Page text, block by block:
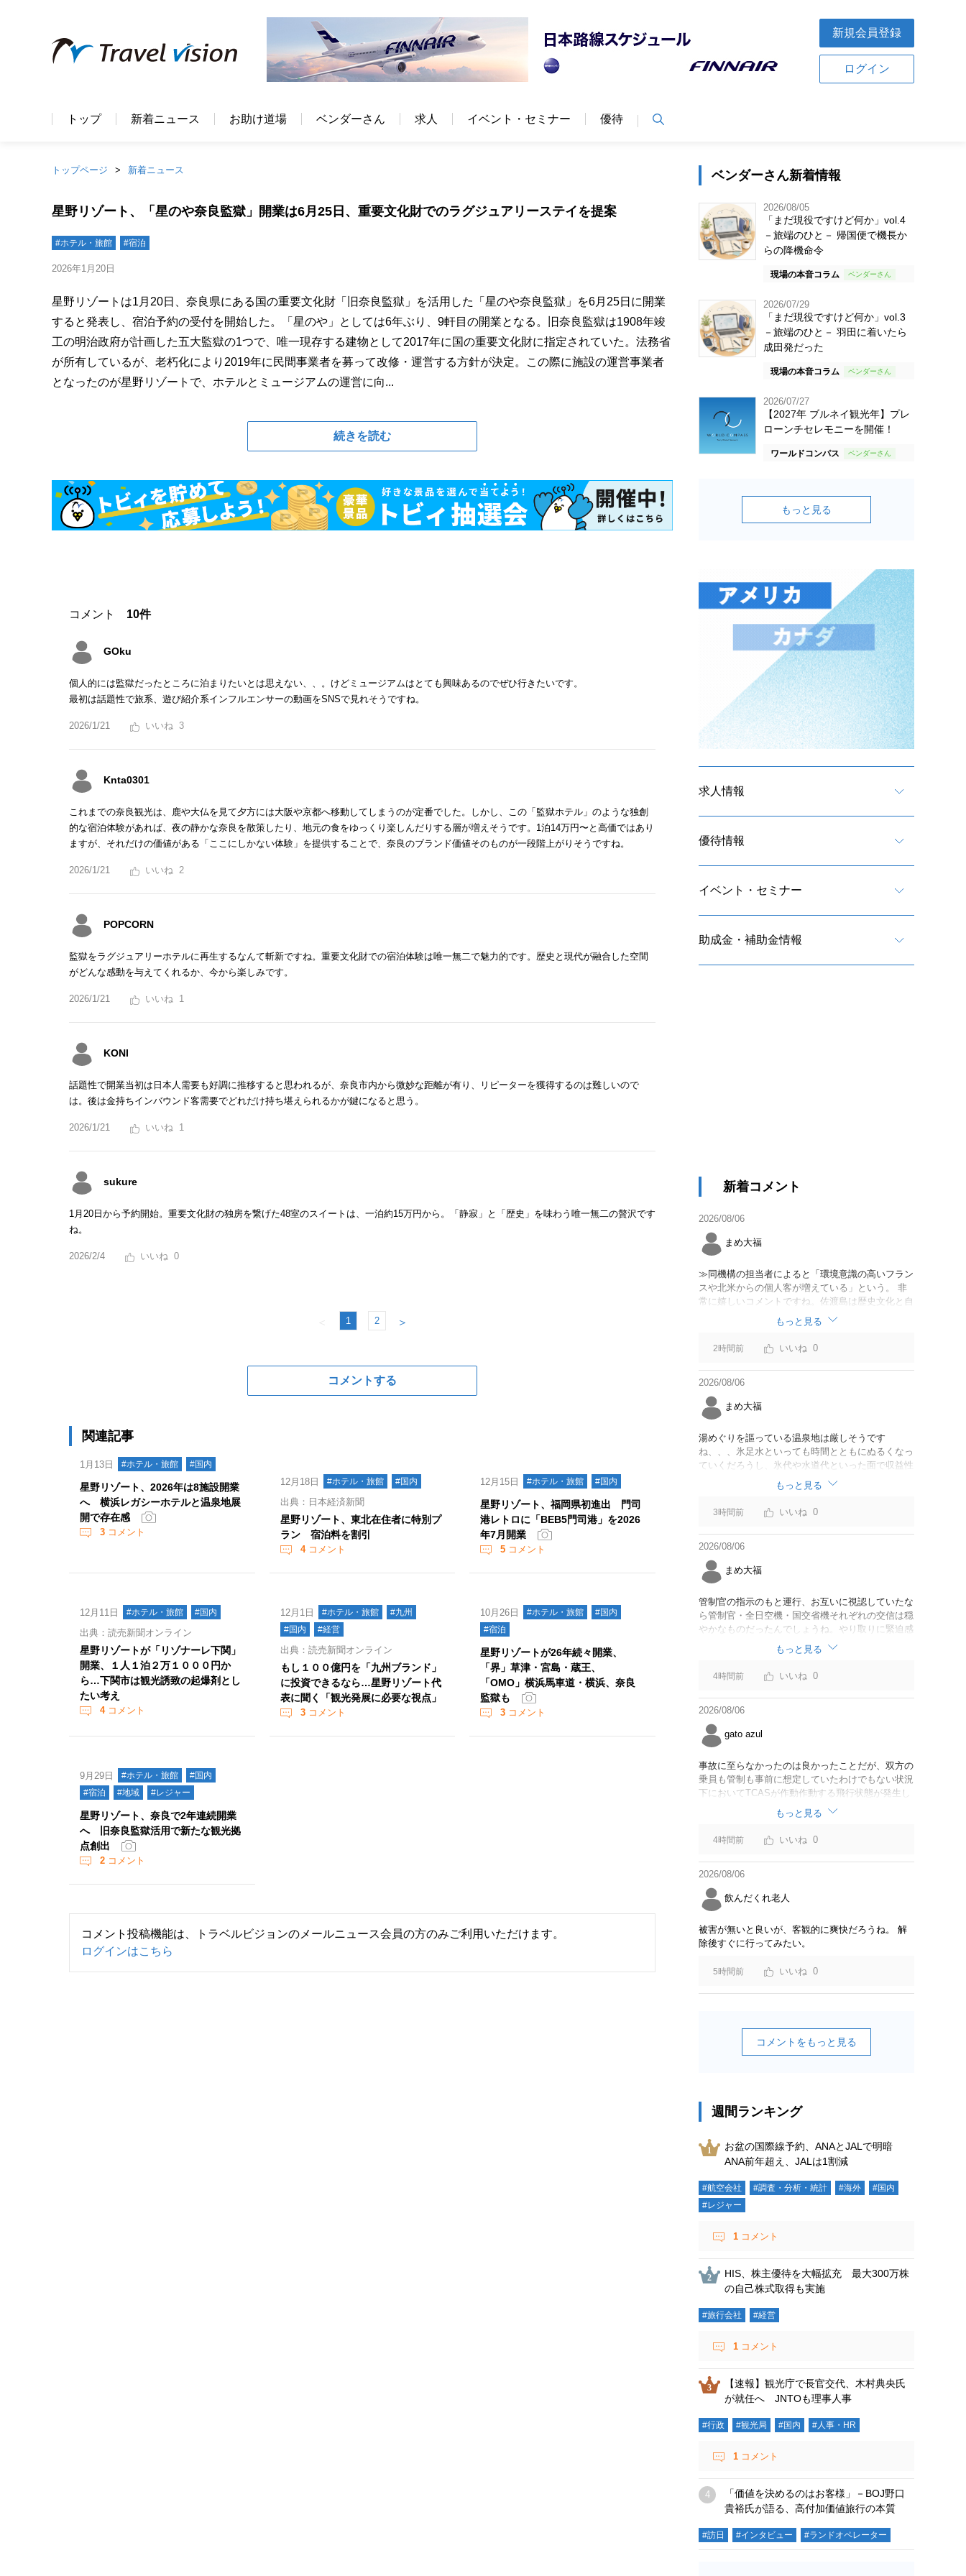
新規会員登録
ログイン
トップ 新着ニュース お助け道場 ベンダーさん 求人 イベント・セミナー 優待
トップページ 新着ニュース
星野リゾート、「星のや奈良監獄」開業は6月25日、重要文化財でのラグジュアリーステイを提案
#ホテル・旅館 #宿泊
2026年1月20日
星野リゾートは1月20日、奈良県にある国の重要文化財「旧奈良監獄」を活用した「星のや奈良監獄」を6月25日に開業
すると発表し、宿泊予約の受付を開始した。「星のや」としては6年ぶり、9軒目の開業となる。旧奈良監獄は1908年竣
工の明治政府が計画した五大監獄の1つで、唯一現存する建物として2017年に国の重要文化財に指定されていた。法務省
が所有しているが、老朽化により2019年に民間事業者を募って改修・運営する方針が決定。この際に施設の運営事業者
となったのが星野リゾートで、ホテルとミュージアムの運営に向...
続きを読む
コメント 10件
GOku
個人的には監獄だったところに泊まりたいとは思えない、、。けどミュージアムはとても興味あるのでぜひ行きたいです。
最初は話題性で旅系、遊び紹介系インフルエンサーの動画をSNSで見れそうですね。
2026/1/21 3
Knta0301
これまでの奈良観光は、鹿や大仏を見て夕方には大阪や京都へ移動してしまうのが定番でした。しかし、この「監獄ホテル」のような独創
的な宿泊体験があれば、夜の静かな奈良を散策したり、地元の食をゆっくり楽しんだりする層が増えそうです。1泊14万円〜と高価ではあり
ますが、それだけの価値がある「ここにしかない体験」を提供することで、奈良のブランド価値そのものが一段階上がりそうですね。
2026/1/21 2
POPCORN
監獄をラグジュアリーホテルに再生するなんて斬新ですね。重要文化財での宿泊体験は唯一無二で魅力的です。歴史と現代が融合した空間
がどんな感動を与えてくれるか、今から楽しみです。
2026/1/21 1
KONI
話題性で開業当初は日本人需要も好調に推移すると思われるが、奈良市内から微妙な距離が有り、リピーターを獲得するのは難しいので
は。後は金持ちインバウンド客需要でどれだけ持ち堪えられるかが鍵になると思う。
2026/1/21 1
sukure
1月20日から予約開始。重要文化財の独房を繋げた48室のスイートは、一泊約15万円から。「静寂」と「歴史」を味わう唯一無二の贅沢です
ね。
2026/2/4 0
＜ 1 2 ＞
コメントする
関連記事
1月13日 #ホテル・旅館 #国内
星野リゾート、2026年は8施設開業
へ 横浜レガシーホテルと温泉地展
開で存在感
3 コメント
12月18日 #ホテル・旅館 #国内
出典：日本経済新聞
星野リゾート、東北在住者に特別プ
ラン 宿泊料を割引
4コメント
12月15日 #ホテル・旅館 #国内
星野リゾート、福岡県初進出 門司
港レトロに「BEB5門司港」を2026
年7月開業
5 コメント
12月11日 #ホテル・旅館 #国内
出典：読売新聞オンライン
星野リゾートが「リゾナーレ下関」
開業、１人１泊２万１０００円か
ら…下関市は観光誘致の起爆剤とし
たい考え
4コメント
12月1日 #ホテル・旅館
#九州
#国内
#経営
出典：読売新聞オンライン
もし１００億円を「九州ブランド」
に投資できるなら…星野リゾート代
表に聞く「観光発展に必要な視点」
3コメント
10月26日 #ホテル・旅館
#国内
#宿泊
星野リゾートが26年続々開業、
「界」草津・宮島・蔵王、
「OMO」横浜馬車道・横浜、奈良
監獄も
3 コメント
9月29日 #ホテル・旅館
#国内
#宿泊
#地域 #レジャー
星野リゾート、奈良で2年連続開業
へ 旧奈良監獄活用で新たな観光拠
点創出
2 コメント
コメント投稿機能は、トラベルビジョンのメールニュース会員の方のみご利用いただけます。
ログインはこちら
ベンダーさん新着情報
2026/08/05
「まだ現役ですけど何か」vol.4
－旅端のひと－ 帰国便で機長か
らの降機命令
現場の本音コラム
2026/07/29
「まだ現役ですけど何か」vol.3
－旅端のひと－ 羽田に着いたら
成田発だった
現場の本音コラム
2026/07/27
【2027年 ブルネイ観光年】プレ
ローンチセレモニーを開催！
ワールドコンパス
もっと見る
求人情報
優待情報
イベント・セミナー
助成金・補助金情報
新着コメント
2026/08/06
まめ大福
≫同機構の担当者によると「環境意識の高いフラン
スや北米からの個人客が増えている」という。 非
常に嬉しいコメントですね。佐渡島は歴史文化と自
然が相まっての土地となっているので、個人的には
環境意識の低い人は来ないでほしいです。「金がと
れるんじゃないか」と勝手に穴掘ったりしそうな国
の人は来ないでほしいですね。
もっと見る
2時間前 0
2026/08/06
まめ大福
湯めぐりを謳っている温泉地は厳しそうです
ね、、、氷足水といっても時間とともにぬるくなっ
ていくだろうし、氷代や水道代といった面で収益性
に課題を感じるが、非常に興味深い試みです
もっと見る
3時間前 0
2026/08/06
まめ大福
管制官の指示のもと運行、お互いに視認していたな
ら管制官・全日空機・国交省機それぞれの交信は穏
やかなものだったんでしょうね。やり取りに緊迫感
がなかったのならば今回の判断は正しいと思いま
もっと見る
4時間前 0
2026/08/06
gato azul
事故に至らなかったのは良かったことだが、双方の
乗員も管制も事前に想定していたわけでもない状況
下においてTCASが作動作動する飛行状態が発生し
たことは事実。CABは身内可愛やでこのままうやむ
やにするつもりだろうか？
もっと見る
4時間前 0
2026/08/06
飲んだくれ老人
被害が無いと良いが、客観的に爽快だろうね。 解
除後すぐに行ってみたい。
5時間前 0
コメントをもっと見る
週間ランキング
お盆の国際線予約、ANAとJALで明暗
ANA前年超え、JALは1割減
#航空会社 #調査・分析・統計 #海外
#国内
#レジャー
1 コメント
HIS、株主優待を大幅拡充 最大300万株
の自己株式取得も実施
#旅行会社 #経営
1 コメント
【速報】観光庁で長官交代、木村典央氏
が就任へ JNTOも理事人事
#行政 #観光局 #国内 #人事・HR
1 コメント
「価値を決めるのはお客様」－BOJ野口
貴裕氏が語る、高付加価値旅行の本質
#訪日 #インタビュー #ランドオペレーター